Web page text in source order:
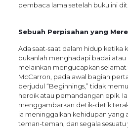
pembaca lama setelah buku ini
Sebuah Perpisahan yang
Ada saat-saat dalam hidup ketika
bukanlah menghadapi badai atau
melainkan mengucapkan
McCarron, pada awal bagian
berjudul “Beginnings,” tidak
heroik atau pemandangan epik.
menggambarkan detik-detik
ia meninggalkan kehidupan yang
teman-teman, dan segala